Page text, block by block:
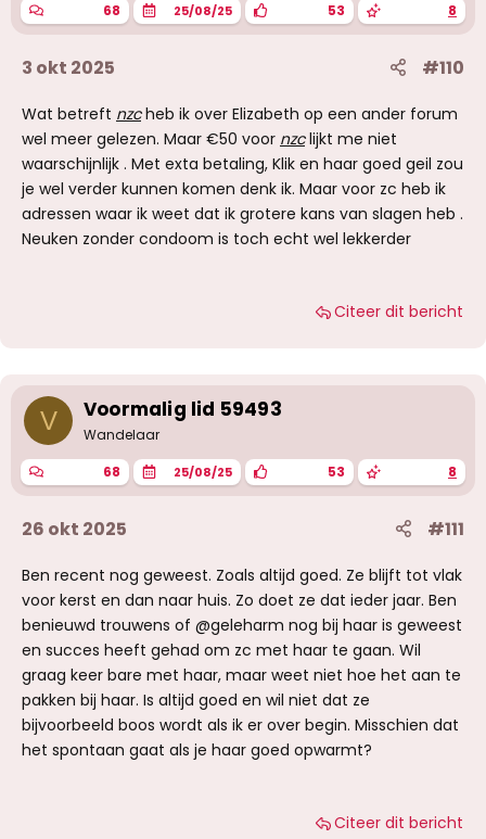
68 25/08/25 53 8
3 okt 2025 #110
Wat betreft nzcheb ik over Elizabeth op een ander forum
wel meer gelezen. Maar €50 voor nzclijkt me niet
waarschijnlijk . Met exta betaling, Klik en haar goed geil zou
je wel verder kunnen komen denk ik. Maar voor zc heb ik
adressen waar ik weet dat ik grotere kans van slagen heb .
Neuken zonder condoom is toch echt wel lekkerder
Citeer dit bericht
V Voormalig lid 59493
Wandelaar
68 25/08/25 53 8
26 okt 2025 #111
Ben recent nog geweest. Zoals altijd goed. Ze blijft tot vlak
voor kerst en dan naar huis. Zo doet ze dat ieder jaar. Ben
benieuwd trouwens of @geleharm nog bij haar is geweest
en succes heeft gehad om zc met haar te gaan. Wil
graag keer bare met haar, maar weet niet hoe het aan te
pakken bij haar. Is altijd goed en wil niet dat ze
bijvoorbeeld boos wordt als ik er over begin. Misschien dat
het spontaan gaat als je haar goed opwarmt?
Citeer dit bericht